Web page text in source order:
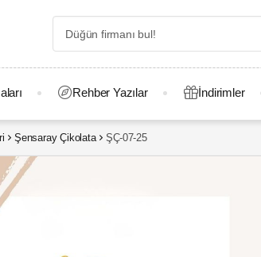
Rehber Yazılar İndirimler
Şensaray Çikolata ŞÇ-07-25